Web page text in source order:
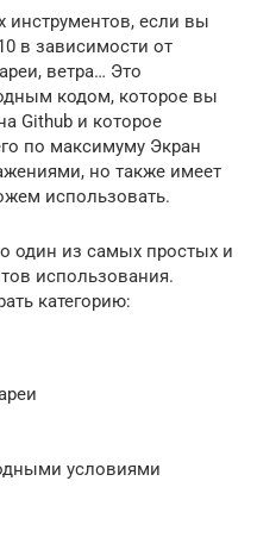
инструментов, если вы
в зависимости от
ветра… Это
кодом, которое вы
Github и которое
по максимуму Экран
но также имеет
использовать.
один из самых простых и
использования.
категорию:
условиями